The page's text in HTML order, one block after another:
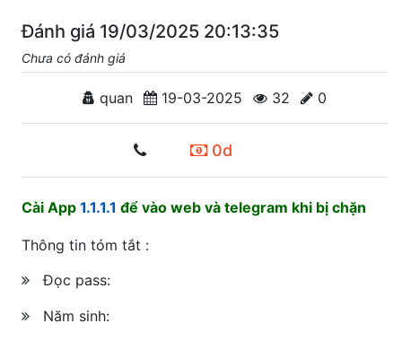
Đánh giá 19/03/2025 20:13:35
Chưa có đánh giá
quan 19-03-2025 32 0
0d
Cài App 1.1.1.1 để vào web và telegram khi bị chặn
Thông tin tóm tắt :
Đọc pass:
Năm sinh: